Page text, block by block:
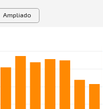
Ampliado